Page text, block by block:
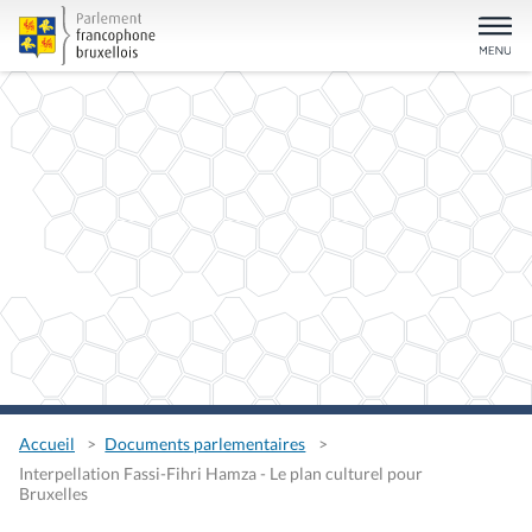
Accueil
Documents parlementaires
Interpellation Fassi-Fihri Hamza - Le plan culturel pour
Bruxelles